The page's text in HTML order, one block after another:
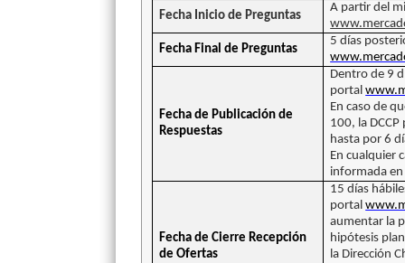
Fecha Inicio de Preguntas
A partir del
Fecha Final de Preguntas
5 días
Fecha de Publicación de
Respuestas
Dentro de 9
portal
En caso de
100, la
hasta por 6
En cualquier
informada
Fecha de Cierre Recepción
de Ofertas
15 días
portal
aumentar la
hipótesis
la Dirección